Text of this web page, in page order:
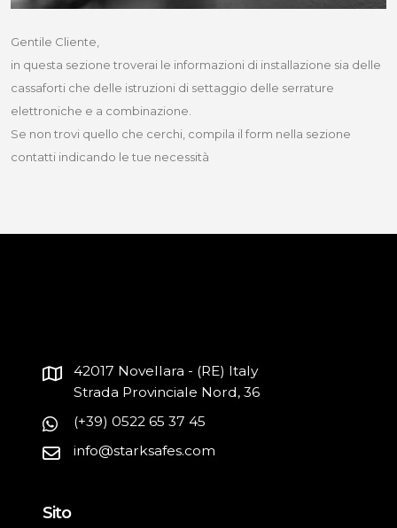
Gentile Cliente,
in questa sezione troverai le informazioni di installazione sia delle
cassaforti che delle istruzioni di settaggio delle serrature
elettroniche e a combinazione.
Se non trovi quello che cerchi, compila il form nella sezione
contatti indicando le tue necessità
42017 Novellara - (RE) Italy
Strada Provinciale Nord, 36
(+39) 0522 65 37 45
info@starksafes.com
Sito